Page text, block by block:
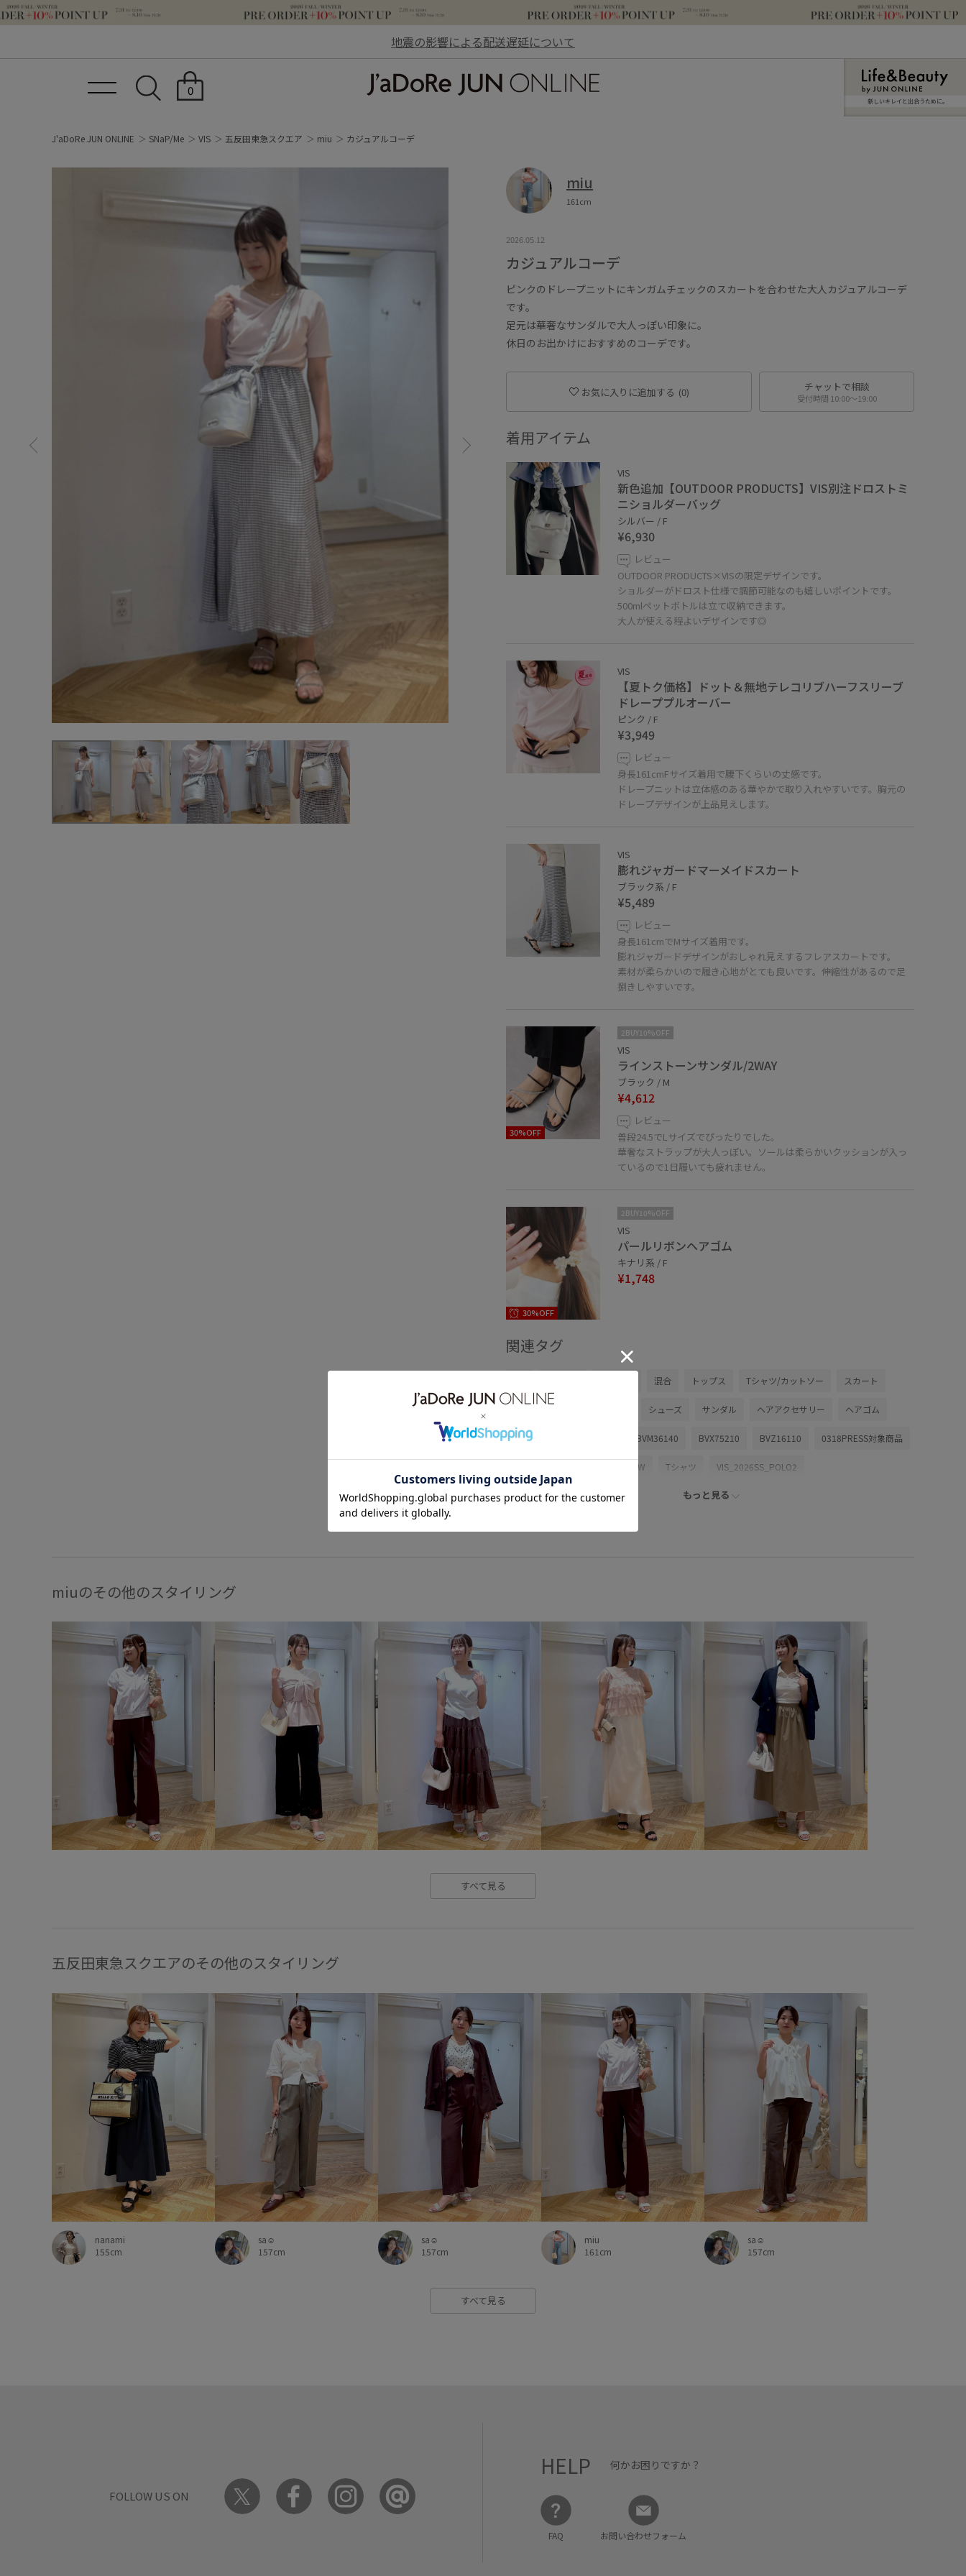
地震の影響による配送遅延について
0
新しいキレイと出合うために。
J'aDoRe JUN ONLINE SNaP/Me VIS 五反田東急スクエア miu カジュアルコーデ
miu
161cm
2026.05.12
カジュアルコーデ
ピンクのドレープニットにキンガムチェックのスカートを合わせた大人カジュアルコーデ
です。
足元は華奢なサンダルで大人っぽい印象に。
休日のお出かけにおすすめのコーデです。
お気に入りに追加する (0) チャットで相談
受付時間 10:00〜19:00
着用アイテム
VIS
新色追加【OUTDOOR PRODUCTS】VIS別注ドロストミ
ニショルダーバッグ
シルバー / F
¥6,930
レビュー
OUTDOOR PRODUCTS×VISの限定デザインです。
ショルダーがドロスト仕様で調節可能なのも嬉しいポイントです。
500mlペットボトルは立て収納できます。
大人が使える程よいデザインです◎
VIS
【夏トク価格】ドット＆無地テレコリブハーフスリーブ
ドレーププルオーバー
ピンク / F
¥3,949
レビュー
身長161cmFサイズ着用で腰下くらいの丈感です。
ドレープニットは立体感のある華やかで取り入れやすいです。胸元の
ドレープデザインが上品見えします。
VIS
膨れジャガードマーメイドスカート
ブラック系 / F
¥5,489
レビュー
身長161cmでMサイズ着用です。
膨れジャガードデザインがおしゃれ見えするフレアスカートです。
素材が柔らかいので履き心地がとても良いです。伸縮性があるので足
捌きしやすいです。
30%OFF
2BUY10%OFF
VIS
ラインストーンサンダル/2WAY
ブラック / M
¥4,612
レビュー
普段24.5でLサイズでぴったりでした。
華奢なストラップが大人っぽい。ソールは柔らかいクッションが入っ
ているので1日履いても疲れません。
30%OFF
2BUY10%OFF
VIS
パールリボンヘアゴム
キナリ系 / F
¥1,748
関連タグ
混合 トップス Tシャツ/カットソー スカート
シューズ サンダル ヘアアクセサリー ヘアゴム
BVA16030 BVM36140 BVX75210 BVZ16110 0318PRESS対象商品
Exclusive_GW Tシャツ VIS_2026SS_POLO2
vis_26ss_summergoods vis_26ss_summertops VIS_outdoor
ジャガード ジャケット スッキリ ストラップ ストレスフリー
ダウン ドロストデザイン
フェミニン ブレスレット ベーシック
マーメイドシルエット リブ
別注コラボバッグ 合わせやすい
歩きやすい 着心地が良い
秋にぴったり 秋冬 立体的 華やか 透け感
もっと見る
miuのその他のスタイリング
すべて見る
五反田東急スクエアのその他のスタイリング
nanami
155cm
sa☺︎
157cm
sa☺︎
157cm
miu
161cm
sa☺︎
157cm
すべて見る
FOLLOW US ON
HELP 何かお困りですか？
FAQ お問い合わせフォーム